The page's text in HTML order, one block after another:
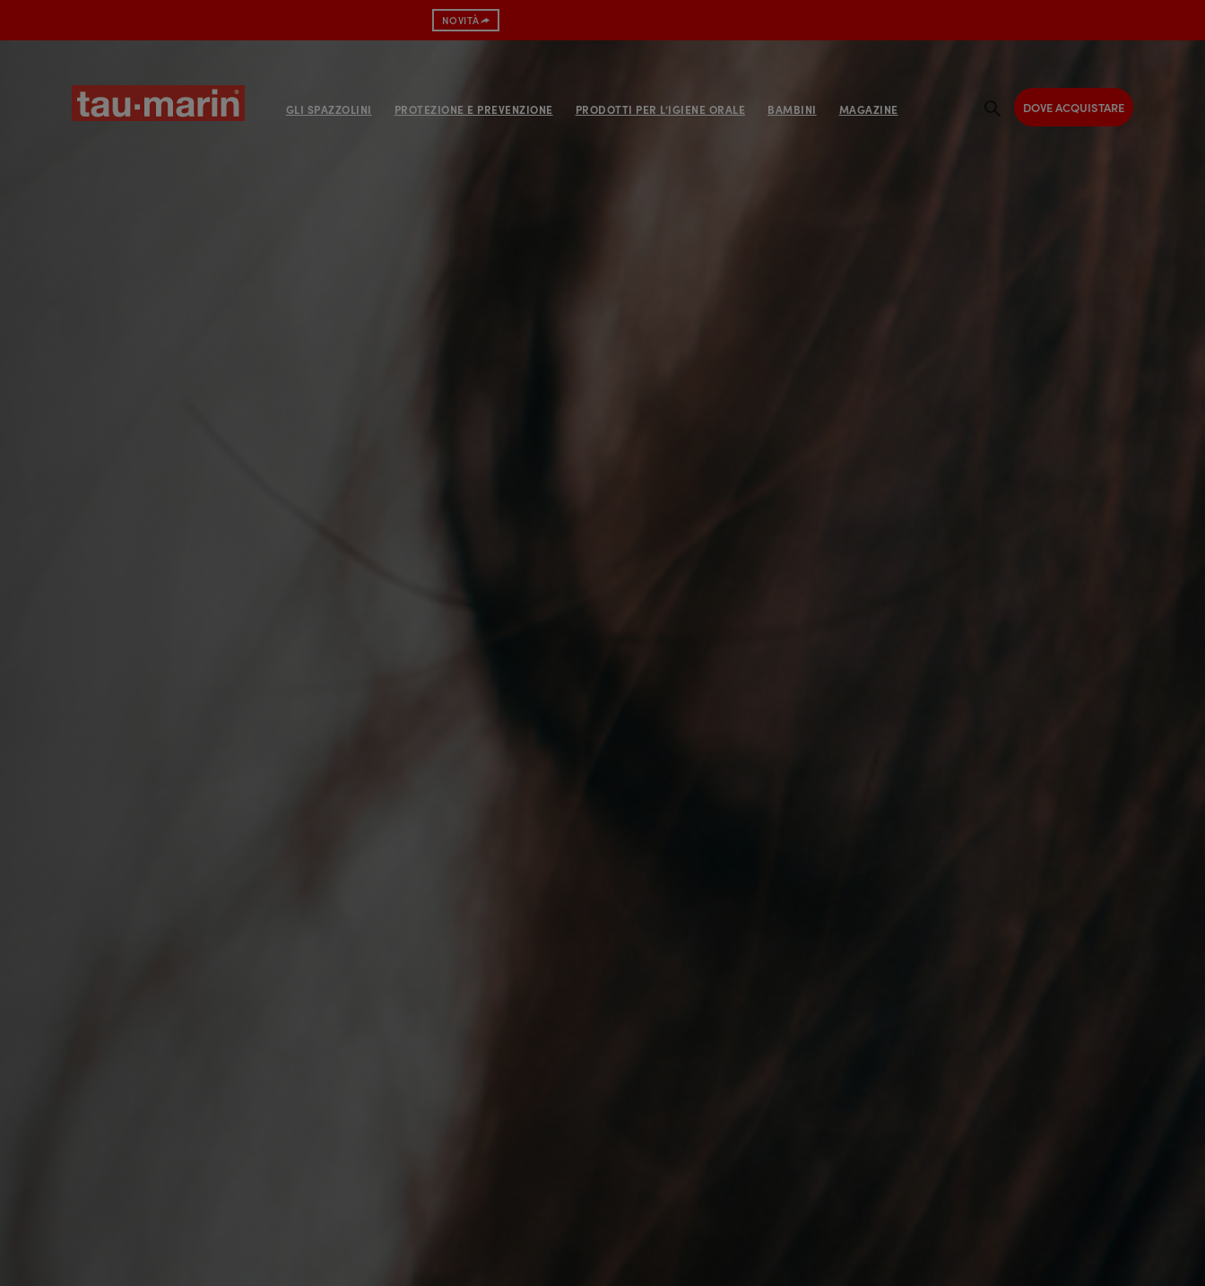
NOVITÀ
GLI SPAZZOLINI PROTEZIONE E PREVENZIONE PRODOTTI PER L’IGIENE ORALE BAMBINI MAGAZINE DOVE ACQUISTARE